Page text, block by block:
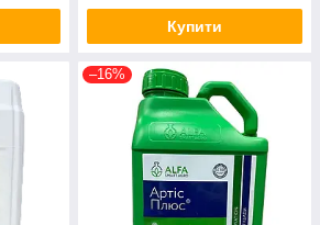
Купити
–16%